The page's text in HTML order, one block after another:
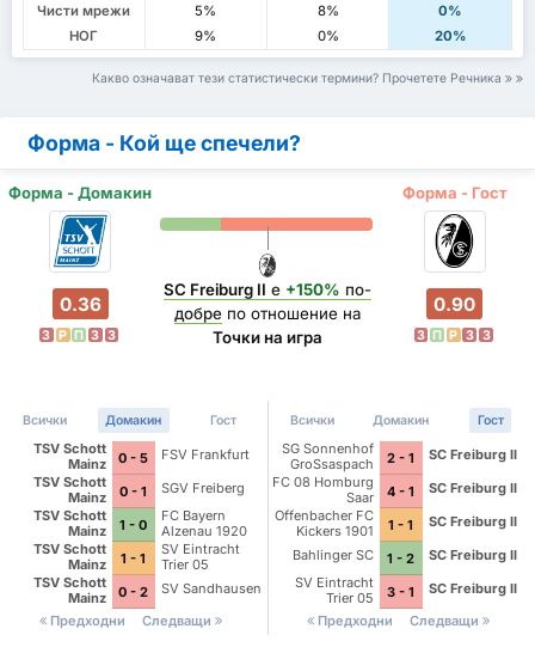
Чисти мрежи
5% 8%
0%
НОГ
9% 0% 20%
Какво означават тези статистически термини? Прочетете Речника
Форма - Кой ще спечели?
Форма - Домакин Форма - Гост
0.36
З P П З З
SC Freiburg II е +150% по-
добрепо отношение на
Точки на игра
0.90
З П P З З
Всички Домакин Гост
TSV Schott
Mainz
0 - 5
FSV Frankfurt
TSV Schott
Mainz
0 - 1
SGV Freiberg
TSV Schott
Mainz
1 - 0
FC Bayern
Alzenau 1920
TSV Schott
Mainz
1 - 1
SV Eintracht
Trier 05
TSV Schott
Mainz
0 - 2
SV Sandhausen
Предходни
Следващи
Всички Домакин Гост
SG Sonnenhof
GroSsaspach
2 - 1
SC Freiburg II
FC 08 Homburg
Saar
4 - 1
SC Freiburg II
Offenbacher FC
Kickers 1901
1 - 1
SC Freiburg II
Bahlinger SC
1 - 2
SC Freiburg II
SV Eintracht
Trier 05
3 - 1
SC Freiburg II
Предходни
Следващи